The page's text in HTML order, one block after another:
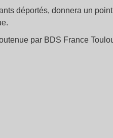
déportés, donnera un
par BDS France